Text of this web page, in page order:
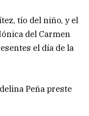
tío del niño, y el
del Carmen
el día de la
Peña preste